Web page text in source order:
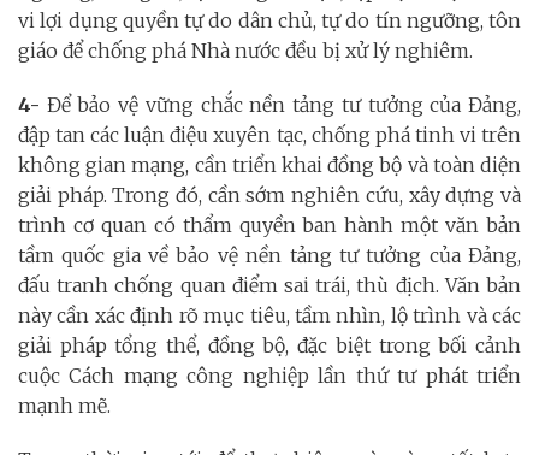
vi lợi dụng quyền tự do dân chủ, tự do tín ngưỡng, tôn
giáo để chống phá Nhà nước đều bị xử lý nghiêm.
4- Để bảo vệ vững chắc nền tảng tư tưởng của Đảng,
đập tan các luận điệu xuyên tạc, chống phá tinh vi trên
không gian mạng, cần triển khai đồng bộ và toàn diện
giải pháp. Trong đó, cần sớm nghiên cứu, xây dựng và
trình cơ quan có thẩm quyền ban hành một văn bản
tầm quốc gia về bảo vệ nền tảng tư tưởng của Đảng,
đấu tranh chống quan điểm sai trái, thù địch. Văn bản
này cần xác định rõ mục tiêu, tầm nhìn, lộ trình và các
giải pháp tổng thể, đồng bộ, đặc biệt trong bối cảnh
cuộc Cách mạng công nghiệp lần thứ tư phát triển
mạnh mẽ.